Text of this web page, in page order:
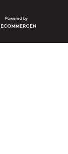
Powered by